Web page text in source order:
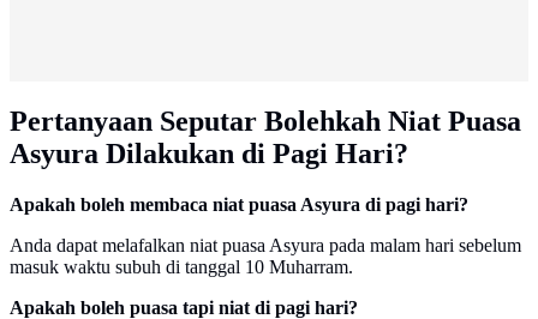
Pertanyaan Seputar Bolehkah Niat Puasa
Asyura Dilakukan di Pagi Hari?
Apakah boleh membaca niat puasa Asyura di pagi hari?
Anda dapat melafalkan niat puasa Asyura pada malam hari sebelum
masuk waktu subuh di tanggal 10 Muharram.
Apakah boleh puasa tapi niat di pagi hari?